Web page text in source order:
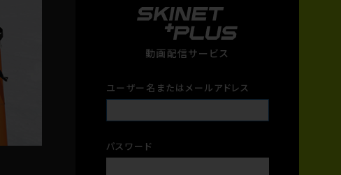
動画配信サービス
ユーザー名またはメールアドレス
パスワード